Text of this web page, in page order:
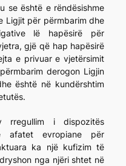
se është e rëndësishme
Ligjit për përmbarim dhe
lë hapësirë për
gjë që hap hapësirë
e privuar e vjetërsimit
derogon Ligjin
është në kundërshtim
i dispozitës
afatet evropiane për
ka një kufizim të
nga njëri shtet në